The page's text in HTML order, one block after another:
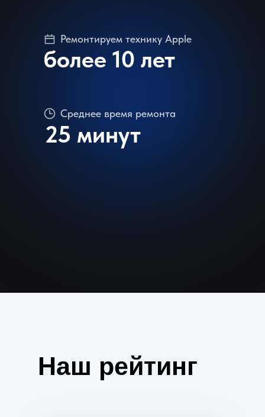
25 минут
Среднее время ремонта
Ремонтируем технику Apple
более 10 лет
Наш рейтинг